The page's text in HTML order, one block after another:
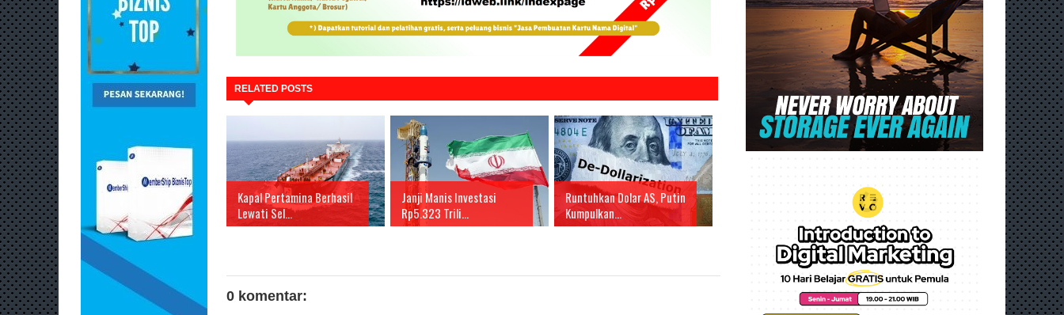
RELATED POSTS
Kapal Pertamina Berhasil
Lewati Sel...
Janji Manis Investasi
Rp5.323 Trili...
Runtuhkan Dolar AS, Putin
Kumpulkan...
0 komentar: